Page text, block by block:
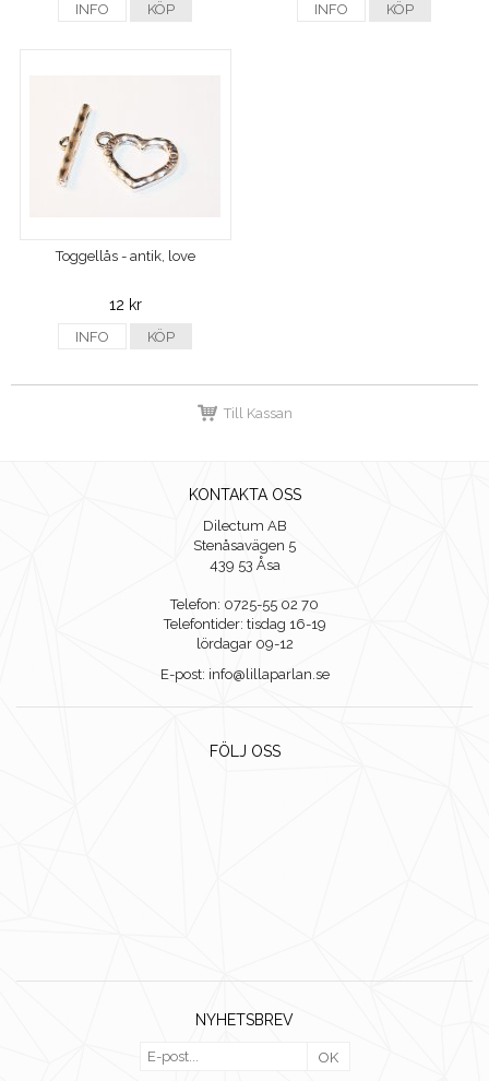
INFO KÖP INFO KÖP
Toggellås - antik, love
12 kr
INFO KÖP
Till Kassan
KONTAKTA OSS
Dilectum AB
Stenåsavägen 5
439 53 Åsa
Telefon: 0725-55 02 70
Telefontider: tisdag 16-19
lördagar 09-12
E-post: info@lillaparlan.se
FÖLJ OSS
NYHETSBREV
OK